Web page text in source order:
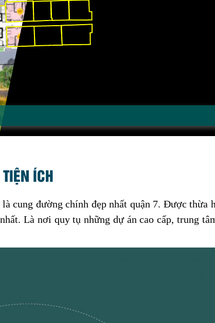
TIỆN ÍCH
cung đường chính đẹp nhất quận 7. Được thừa
Là nơi quy tụ những dự án cao cấp, trung